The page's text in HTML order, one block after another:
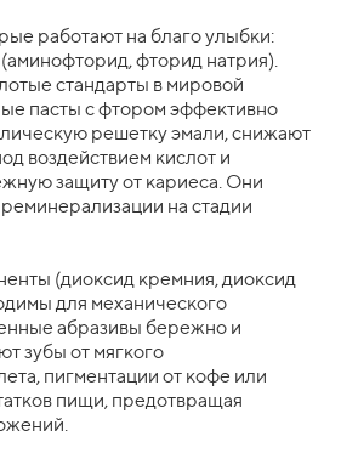
работают на благо улыбки:
фторид натрия).
стандарты в мировой
пасты с фтором эффективно
решетку эмали, снижают
воздействием кислот и
защиту от кариеса. Они
на стадии
(диоксид кремния, диоксид
для механического
абразивы бережно и
зубы от мягкого
пигментации от кофе или
пищи, предотвращая